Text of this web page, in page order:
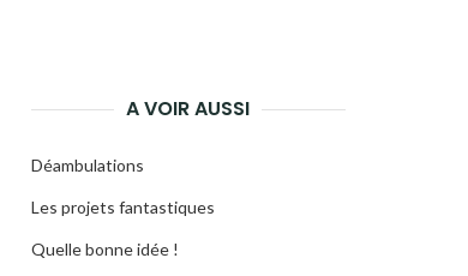
A VOIR AUSSI
Déambulations
Les projets fantastiques
Quelle bonne idée !